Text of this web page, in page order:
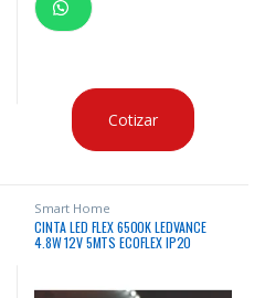
Cotizar
Smart Home
CINTA LED FLEX 6500K LEDVANCE
4.8W 12V 5MTS ECOFLEX IP20